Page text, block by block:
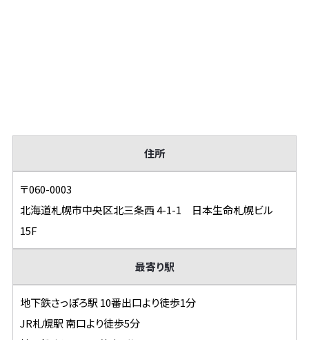
住所
〒060-0003
北海道札幌市中央区北三条西 4-1-1 日本生命札幌ビル
15F
最寄り駅
地下鉄さっぽろ駅 10番出口より徒歩1分
JR札幌駅 南口より徒歩5分